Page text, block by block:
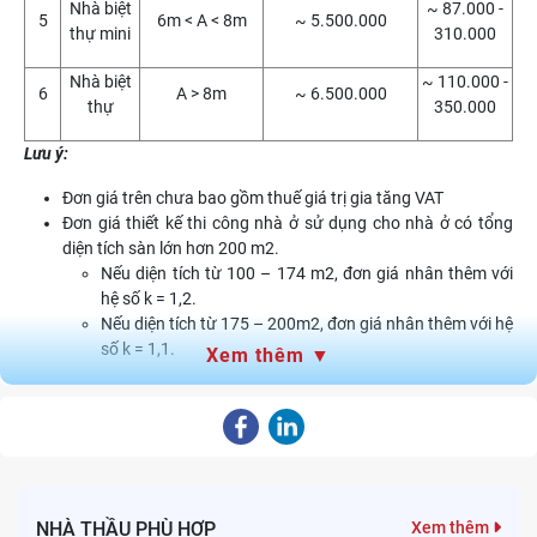
5
Nhà biệt
thự mini
6m < A < 8m ~ 5.500.000
~ 87.000 -
310.000
6
Nhà biệt
thự
A > 8m ~ 6.500.000
~ 110.000 -
350.000
Lưu ý:
Đơn giá trên chưa bao gồm thuế giá trị gia tăng VAT
Đơn giá thiết kế thi công nhà ở sử dụng cho nhà ở có tổng
diện tích sàn lớn hơn 200 m2.
Nếu diện tích từ 100 – 174 m2, đơn giá nhân thêm với
hệ số k = 1,2.
Nếu diện tích từ 175 – 200m2, đơn giá nhân thêm với hệ
số k = 1,1.
1.2. Chi tiết hạng mục công việc nằm trong báo giá
được báo giá chính xác mà còn đảm bảo toàn bộ quá trình thiết
Xem thêm ▼
NHÀ THẦU PHÙ HỢP Xem thêm